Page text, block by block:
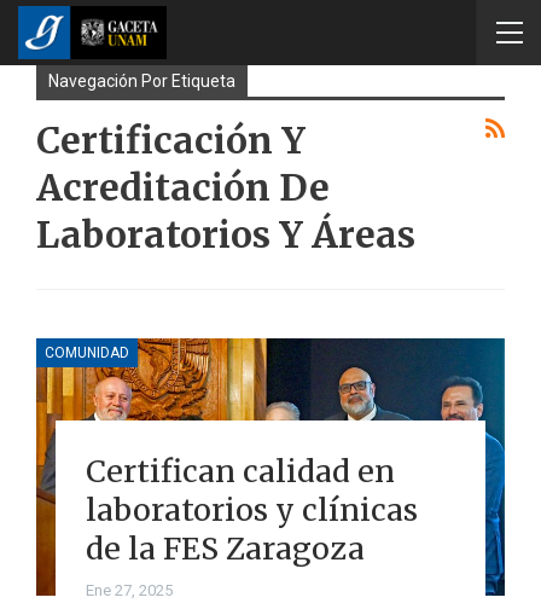
Navegación Por Etiqueta
Certificación Y
Acreditación De
Laboratorios Y Áreas
COMUNIDAD
Certifican calidad en
laboratorios y clínicas
de la FES Zaragoza
Ene 27, 2025